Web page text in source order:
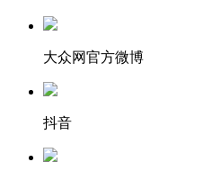
大众网官方微博
抖音